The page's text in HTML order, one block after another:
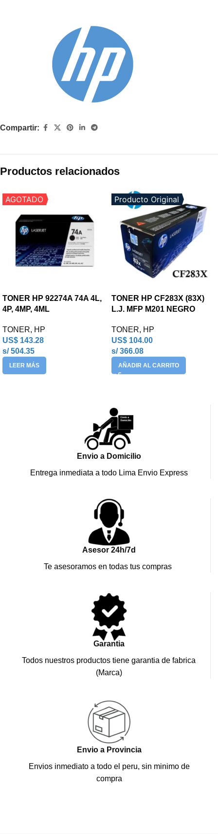
Compartir:
Productos relacionados
AGOTADO
TONER HP 92274A 74A 4L,
4P, 4MP, 4ML
TONER, HP
US$ 143.28
s/ 504.35
LEER MÁS
Producto Original
TONER HP CF283X (83X)
L.J. MFP M201 NEGRO
TONER, HP
US$ 104.00
s/ 366.08
AÑADIR AL CARRITO
Envio a Domicilio
Entrega inmediata a todo Lima Envio Express
Asesor 24h/7d
Te asesoramos en todas tus compras
Garantia
Todos nuestros productos tiene garantia de fabrica
(Marca)
Envio a Provincia
Envios inmediato a todo el peru, sin minimo de
compra